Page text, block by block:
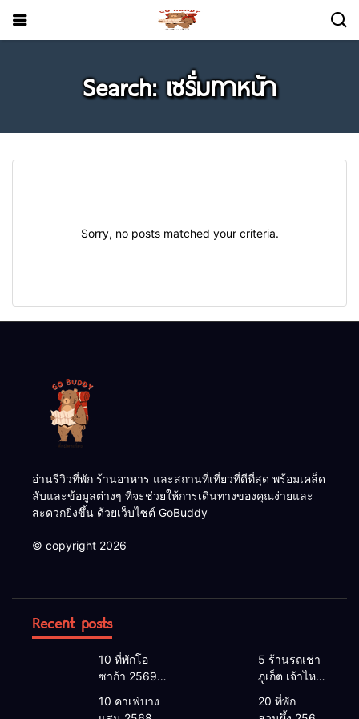
Search: เซรั่มทาหน้า
Sorry, no posts matched your criteria.
อ่านรีวิวที่พัก ร้านอาหาร และสถานที่เที่ยวที่ดีที่สุด พร้อมเคล็ด
ลับและข้อมูลต่างๆ ที่จะช่วยให้การเดินทางของคุณง่ายและ
สะดวกยิ่งขึ้น ด้วยเว็บไซต์ GoBuddy
© copyright 2026
Recent posts
10 ที่พักโอ
ซาก้า 2569 |
ที่ไหนดี 2026
5 ร้านรถเช่า
ภูเก็ต เจ้าไหน
ดี 2026 |
แนะนำ เช่า
10 คาเฟ่บาง
20 ที่พัก